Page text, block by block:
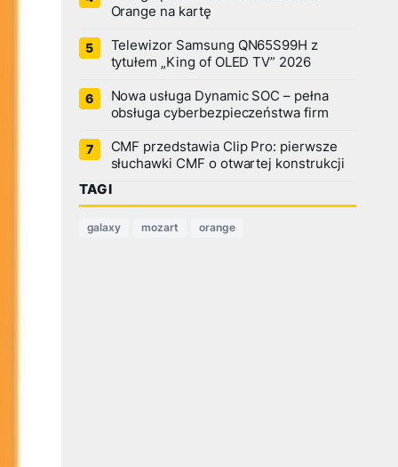
Orange na kartę
Telewizor Samsung QN65S99H z
tytułem „King of OLED TV” 2026
Nowa usługa Dynamic SOC – pełna
obsługa cyberbezpieczeństwa firm
CMF przedstawia Clip Pro: pierwsze
słuchawki CMF o otwartej konstrukcji
TAGI
galaxy mozart orange